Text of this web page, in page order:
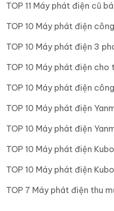
TOP 11 Máy phát điện cũ
TOP 10 Máy phát điện
TOP 10 Máy phát điện 3
TOP 10 Máy phát điện cho
TOP 10 Máy phát điện
TOP 10 Máy phát điện
TOP 10 Máy phát điện
TOP 10 Máy phát điện
TOP 10 Máy phát điện
TOP 7 Máy phát điện thu